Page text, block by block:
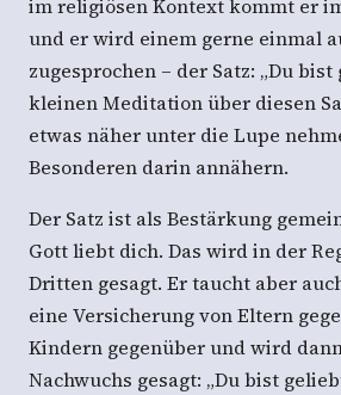
im religiösen Kontext kommt er
und er wird einem gerne einmal
zugesprochen – der Satz: „Du
kleinen Meditation über diesen
etwas näher unter die Lupe
Besonderen darin annähern.
Der Satz ist als Bestärkung
Gott liebt dich. Das wird in der
Dritten gesagt. Er taucht aber
eine Versicherung von Eltern
Kindern gegenüber und wird
Nachwuchs gesagt: „Du bist